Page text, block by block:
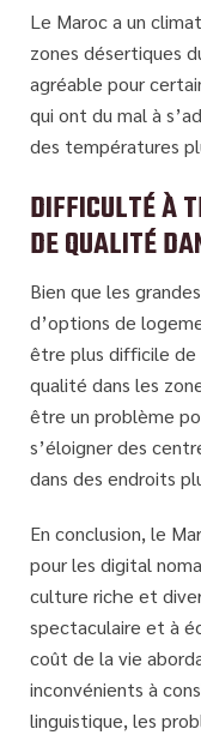
Le Maroc a un
zones désertiques
agréable pour
qui ont du mal à
des températures
DIFFICULTÉ À
DE QUALITÉ
Bien que les
d’options de
être plus difficile
qualité dans les
être un problème
s’éloigner des
dans des endroits
En conclusion, le
pour les digital
culture riche et
spectaculaire et à
coût de la vie
inconvénients à
linguistique, les